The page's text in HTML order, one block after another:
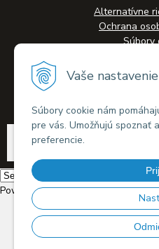
Vaše
Súbory cookie nám
pre vás. Umožňujú spoznať
preferencie.
Alternatívne
Ochrana
Súbory
© 2026 Alkohol-eshop.sk •
Powered by Translate